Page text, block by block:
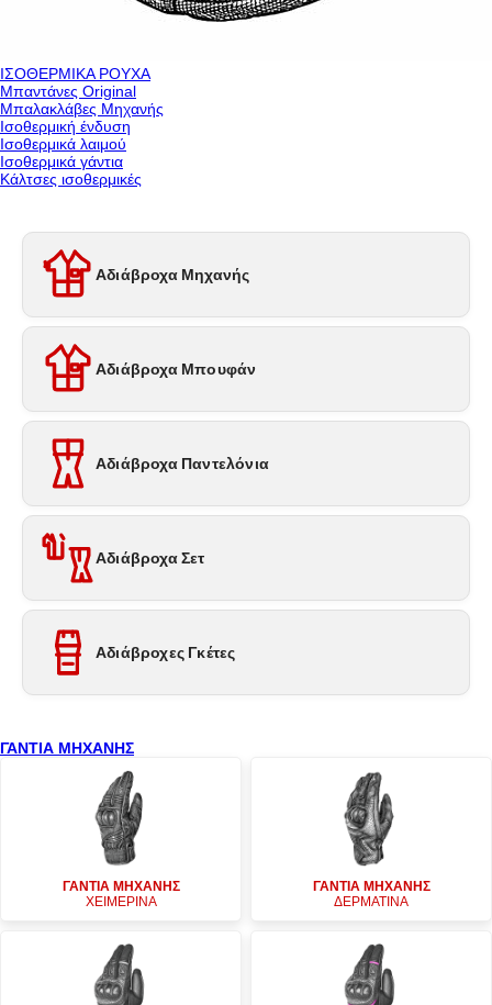
ΙΣΟΘΕΡΜΙΚΑ ΡΟΥΧΑ
Μπαντάνες Original
Μπαλακλάβες Μηχανής
Ισοθερμική ένδυση
Ισοθερμικά λαιμού
Ισοθερμικά γάντια
Κάλτσες ισοθερμικές
Αδιάβροχα Μηχανής
Αδιάβροχα Μπουφάν
Αδιάβροχα Παντελόνια
Αδιάβροχα Σετ
Αδιάβροχες Γκέτες
ΓΑΝΤΙΑ ΜΗΧΑΝΗΣ
ΓΑΝΤΙΑ ΜΗΧΑΝΗΣ
ΧΕΙΜΕΡΙΝΑ
ΓΑΝΤΙΑ ΜΗΧΑΝΗΣ
ΔΕΡΜΑΤΙΝΑ